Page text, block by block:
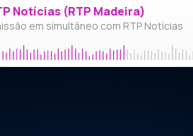
Notícias (RTP Madeira)
em simultâneo com RTP Notícias